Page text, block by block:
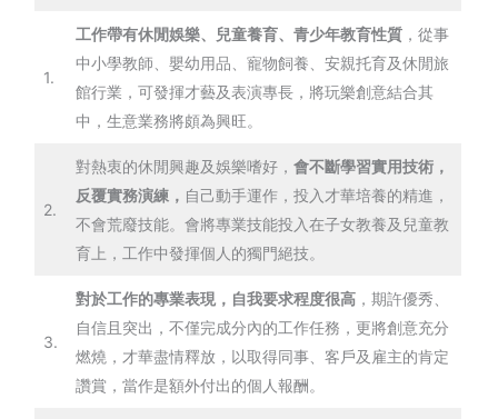
1.
工作帶有休閒娛樂、兒童養育、青少年教育性質 ，從事
中小學教師、嬰幼用品、寵物飼養、安親托育及休閒旅
館行業，可發揮才藝及表演專長，將玩樂創意結合其
中，生意業務將頗為興旺。
2.
對熱衷的休閒興趣及娛樂嗜好，會不斷學習實用技術，
反覆實務演練， 自己動手運作，投入才華培養的精進，
不會荒廢技能。會將專業技能投入在子女教養及兒童教
育上，工作中發揮個人的獨門絕技。
3.
對於工作的專業表現，自我要求程度很高 ，期許優秀、
自信且突出，不僅完成分內的工作任務，更將創意充分
燃燒，才華盡情釋放，以取得同事、客戶及雇主的肯定
讚賞，當作是額外付出的個人報酬。